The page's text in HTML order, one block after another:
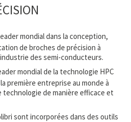
mondial dans la conception,
de broches de précision à
des semi-conducteurs.
mondial de la technologie HPC
première entreprise au monde à
de manière efficace et
sont incorporées dans des outils